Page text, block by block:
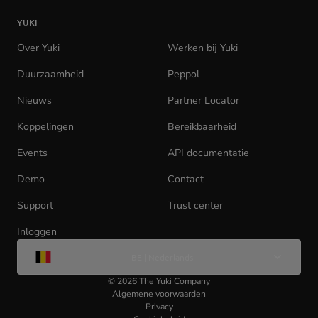
homepage
YUKI
Over Yuki Werken bij Yuki
Duurzaamheid
Peppol
Nieuws
Partner Locator
Koppelingen
Bereikbaarheid
Events
API documentatie
Demo
Contact
Support
Trust center
Inloggen
tab)
© 2026The Yuki Company
Algemene voorwaarden
Privacy